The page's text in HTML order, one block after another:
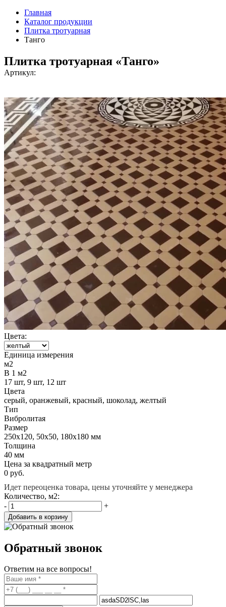
Главная
Каталог продукции
Плитка тротуарная
Танго
Плитка тротуарная «Танго»
Артикул:
Цвета:
Единица измерения
м2
В 1 м2
17 шт, 9 шт, 12 шт
Цвета
серый, оранжевый, красный, шоколад, желтый
Тип
Вибролитая
Размер
250x120, 50x50, 180x180 мм
Толщина
40 мм
Цена за квадратный метр
0 руб.
Идет переоценка товара, цены уточняйте у менеджера
Количество, м2:
-
+
Добавить в корзину
Обратный звонок
Ответим на все вопросы!